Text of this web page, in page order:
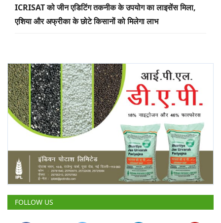
ICRISAT को जीन एडिटिंग तकनीक के उपयोग का लाइसेंस मिला,
एशिया और अफ्रीका के छोटे किसानों को मिलेगा लाभ
FOLLOW US